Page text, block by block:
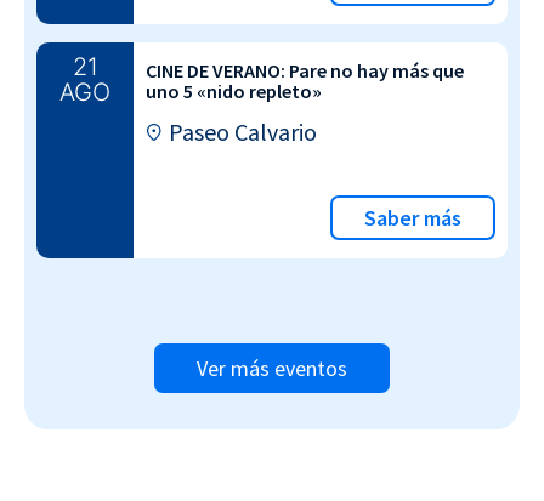
21
AGO
CINE DE VERANO: Pare no hay más que
uno 5 «nido repleto»
Paseo Calvario
Saber más
Ver más eventos